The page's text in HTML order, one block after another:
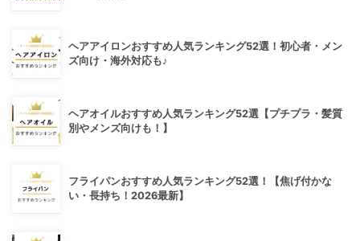
ヘアアイロンおすすめ人気ランキング52選！初心者・メン
ズ向け・海外対応も♪
ヘアオイルおすすめ人気ランキング52選【プチプラ・髪質
別やメンズ向けも！】
フライパンおすすめ人気ランキング52選！【焦げ付かな
い・長持ち！2026最新】